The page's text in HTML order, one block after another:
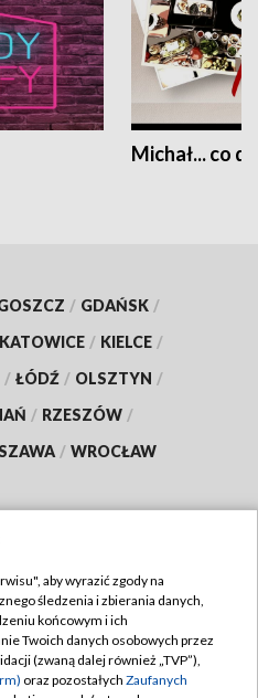
Michał... co
/ GDAŃSK /
KATOWICE / KIELCE /
/ ŁÓDŹ / OLSZTYN /
/ RZESZÓW /
/ WROCŁAW
TVP
TVP
prywatności
aby wyrazić zgody na
śledzenia i zbierania danych,
końcowym i ich
Twoich danych osobowych przez
(zwaną dalej również „TVP”),
oraz pozostałych Zaufanych